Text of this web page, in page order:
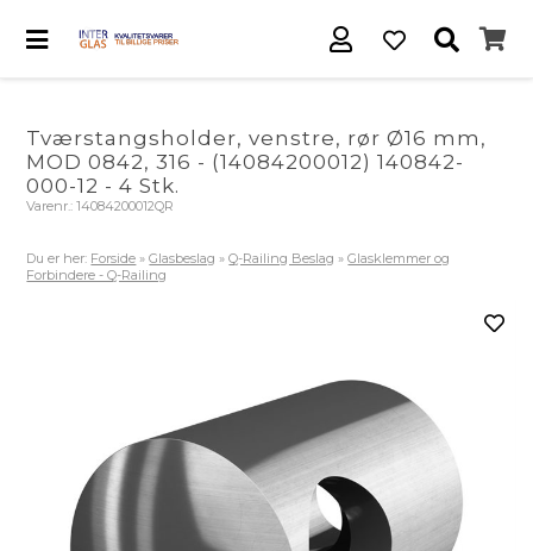
Tværstangsholder, venstre, rør Ø16 mm,
MOD 0842, 316 - (14084200012) 140842-
000-12 - 4 Stk.
Varenr.:14084200012QR
Du er her: Forside »Glasbeslag »Q-Railing Beslag »Glasklemmer og
Forbindere - Q-Railing